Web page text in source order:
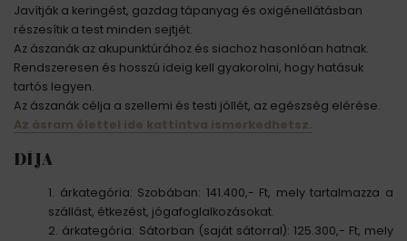
Javítják a keringést, gazdag tápanyag és oxigénellátásban
részesítik a test minden sejtjét.
Az ászanák az akupunktúrához és siachoz hasonlóan hatnak.
Rendszeresen és hosszú ideig kell gyakorolni, hogy hatásuk
tartós legyen.
Az ászanák célja a szellemi és testi jóllét, az egészség elérése.
Az ásram élettel ide kattintva ismerkedhetsz.
DÍJA
árkategória: Szobában: 141.400,- Ft, mely tartalmazza a
szállást, étkezést, jógafoglalkozásokat.
árkategória: Sátorban (saját sátorral): 125.300,- Ft, mely